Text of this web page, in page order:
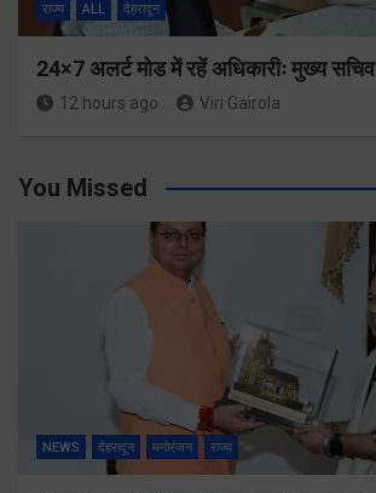
राज्य ALL देहरादून
24×7 अलर्ट मोड में रहें अधिकारीः मुख्य सचिव
12 hours ago Viri Gairola
You Missed
NEWS देहरादून मनोरंजन राज्य